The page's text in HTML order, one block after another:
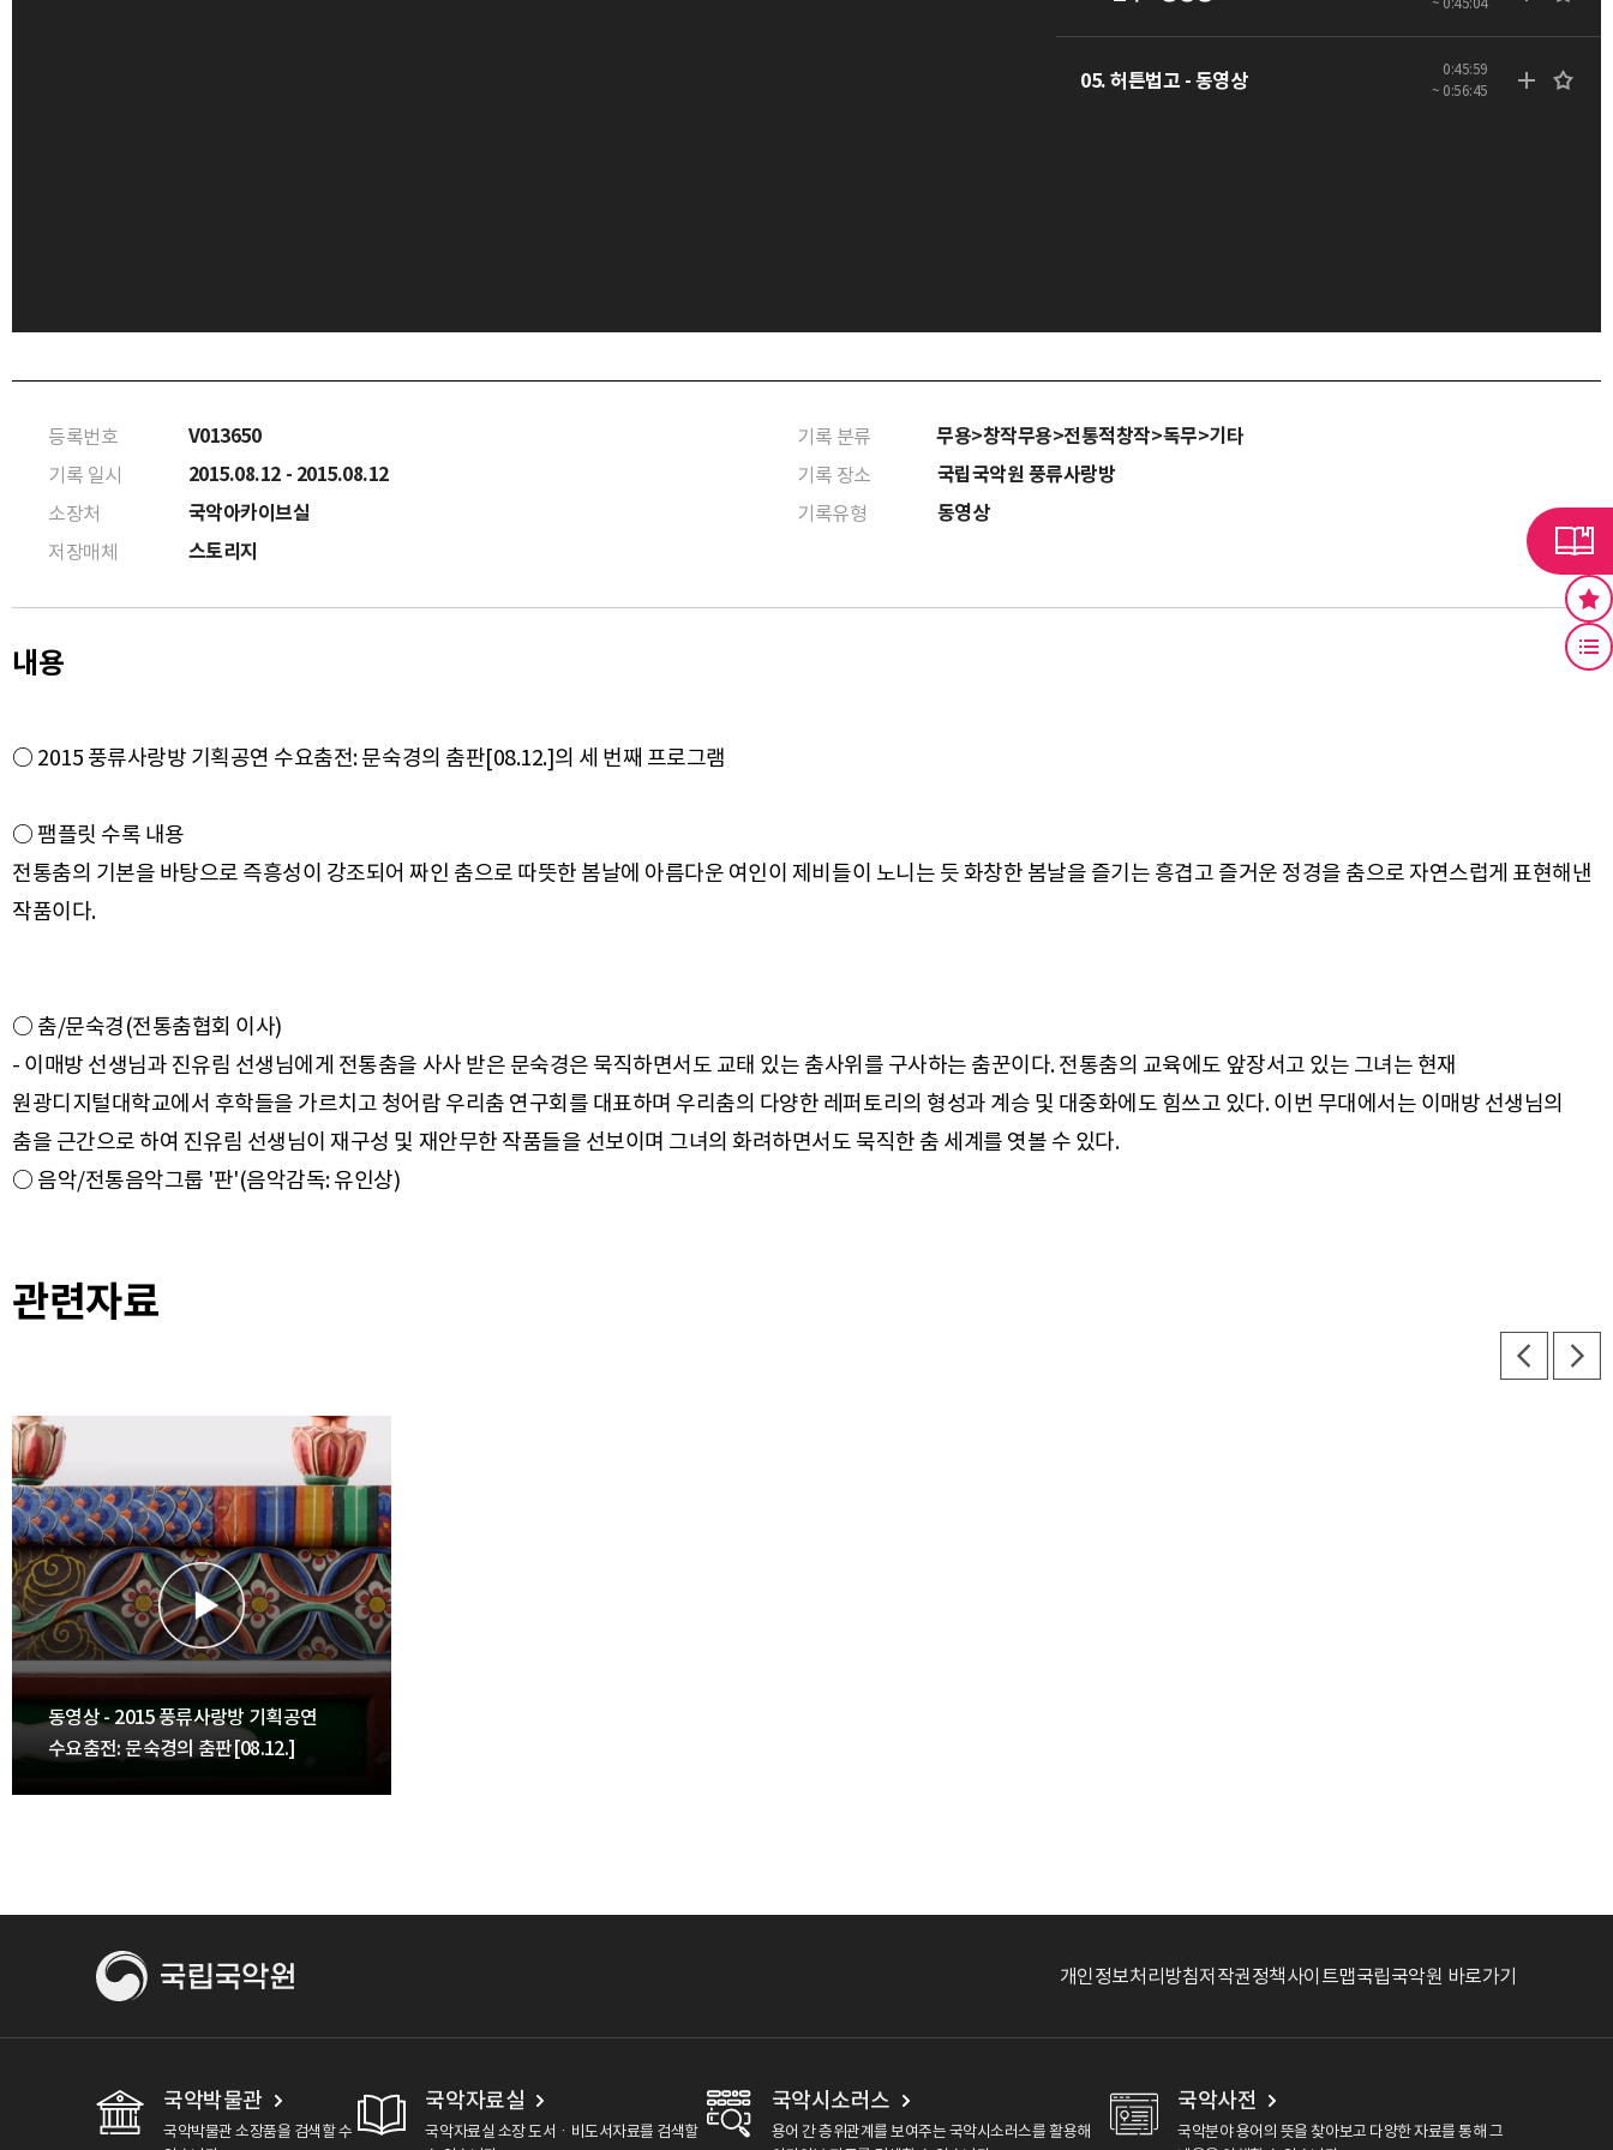
05. 허튼법고 - 동영상
0:45:59
~ 0:56:45
등록번호 V013650 기록 분류 무용>창작무용>전통적창작>독무>기타
기록 일시 2015.08.12 - 2015.08.12 기록 장소 국립국악원 풍류사랑방
소장처 국악아카이브실 기록유형 동영상
저장매체 스토리지
내용
○ 2015 풍류사랑방 기획공연 수요춤전: 문숙경의 춤판[08.12.]의 세 번째 프로그램
○ 팸플릿 수록 내용
전통춤의 기본을 바탕으로 즉흥성이 강조되어 짜인 춤으로 따뜻한 봄날에 아름다운 여인이 제비들이 노니는 듯 화창한 봄날을 즐기는 흥겹고 즐거운 정경을 춤으로 자연스럽게 표현해낸
작품이다.
○ 춤/문숙경(전통춤협회 이사)
- 이매방 선생님과 진유림 선생님에게 전통춤을 사사 받은 문숙경은 묵직하면서도 교태 있는 춤사위를 구사하는 춤꾼이다. 전통춤의 교육에도 앞장서고 있는 그녀는 현재
원광디지털대학교에서 후학들을 가르치고 청어람 우리춤 연구회를 대표하며 우리춤의 다양한 레퍼토리의 형성과 계승 및 대중화에도 힘쓰고 있다. 이번 무대에서는 이매방 선생님의
춤을 근간으로 하여 진유림 선생님이 재구성 및 재안무한 작품들을 선보이며 그녀의 화려하면서도 묵직한 춤 세계를 엿볼 수 있다.
관련자료
동영상 - 2015 풍류사랑방 기획공연
수요춤전: 문숙경의 춤판[08.12.]
개인정보처리방침저작권정책사이트맵국립국악원 바로가기
국악박물관
국악박물관 소장품을 검색할 수
국악자료실
국악자료실 소장 도서ㆍ비도서자료를 검색할
국악시소러스
용어 간 층위관계를 보여주는 국악시소러스를 활용해
국악사전
국악분야 용어의 뜻을 찾아보고 다양한 자료를 통해 그